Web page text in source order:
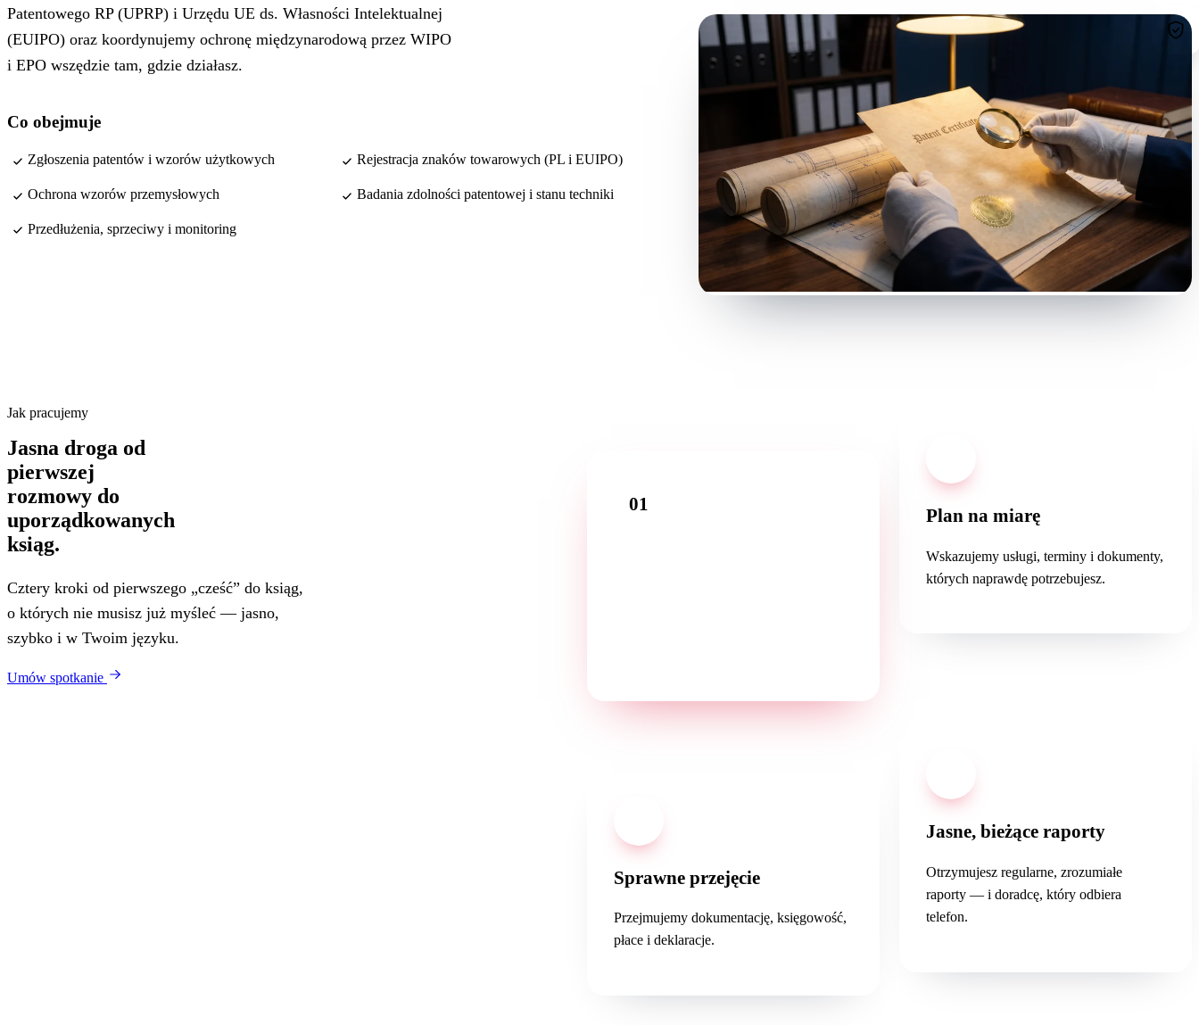
Patentowego RP (UPRP) i Urzędu UE ds. Własności Intelektualnej
(EUIPO) oraz koordynujemy ochronę międzynarodową przez WIPO
i EPO wszędzie tam, gdzie działasz.
Co obejmuje
Zgłoszenia patentów i wzorów użytkowych Rejestracja znaków towarowych (PL i EUIPO)
Ochrona wzorów przemysłowych Badania zdolności patentowej i stanu techniki
Przedłużenia, sprzeciwy i monitoring
Jak pracujemy
Jasna droga od
pierwszej
rozmowy do
uporządkowanych
ksiąg.
Cztery kroki od pierwszego „cześć” do ksiąg,
o których nie musisz już myśleć — jasno,
szybko i w Twoim języku.
Umów spotkanie
01
Plan na miarę
Wskazujemy usługi, terminy i dokumenty,
których naprawdę potrzebujesz.
Sprawne przejęcie
Przejmujemy dokumentację, księgowość,
płace i deklaracje.
Jasne, bieżące raporty
Otrzymujesz regularne, zrozumiałe
raporty — i doradcę, który odbiera
telefon.